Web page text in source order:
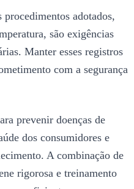
adotados,
são exigências
Manter esses registros
com a segurança
prevenir doenças de
dos consumidores e
A combinação de
rigorosa e treinamento